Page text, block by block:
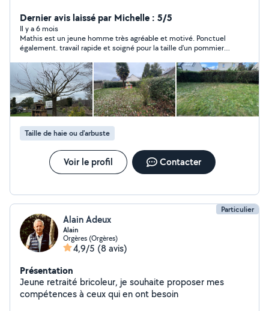
d'espace vert, ) Je loue également des table, chaise et
banc. Possibilités de payer en chèques Cesu
Dernier avis laissé par Michelle : 5/5
Il y a 6 mois
Mathis est un jeune homme très agréable et motivé. Ponctuel
également. travail rapide et soigné pour la taille d'un pommier.
recommande.
Taille de haie ou d'arbuste
Voir le profil Contacter
Particulier
Alain Adeux
Alain
Orgères (Orgères)
4,9/5 (8 avis)
Présentation
Jeune retraité bricoleur, je souhaite proposer mes
compétences à ceux qui en ont besoin